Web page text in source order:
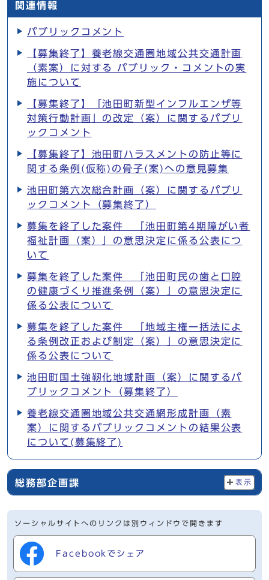
関連情報
パブリックコメント
【募集終了】養老線交通圏地域公共交通計画
（素案）に対する パブリック・コメントの実
施について
【募集終了】「池田町新型インフルエンザ等
対策行動計画」の改定（案）に関するパブリ
ックコメント
【募集終了】池田町ハラスメントの防止等に
関する条例(仮称)の骨子(案)への意見募集
池田町第六次総合計画（案）に関するパブリ
ックコメント（募集終了）
募集を終了した案件 「池田町第4期障がい者
福祉計画（案）」の意思決定に係る公表につ
いて
募集を終了した案件 「池田町民の歯と口腔
の健康づくり推進条例（案）」の意思決定に
係る公表について
募集を終了した案件 「地域主権一括法によ
る条例改正および制定（案）」の意思決定に
係る公表について
池田町国土強靭化地域計画（案）に関するパ
ブリックコメント（募集終了）
養老線交通圏地域公共交通網形成計画（素
案）に関するパブリックコメントの結果公表
について(募集終了)
総務部企画課 表示
ソーシャルサイトへのリンクは別ウィンドウで開きます
Facebookでシェア